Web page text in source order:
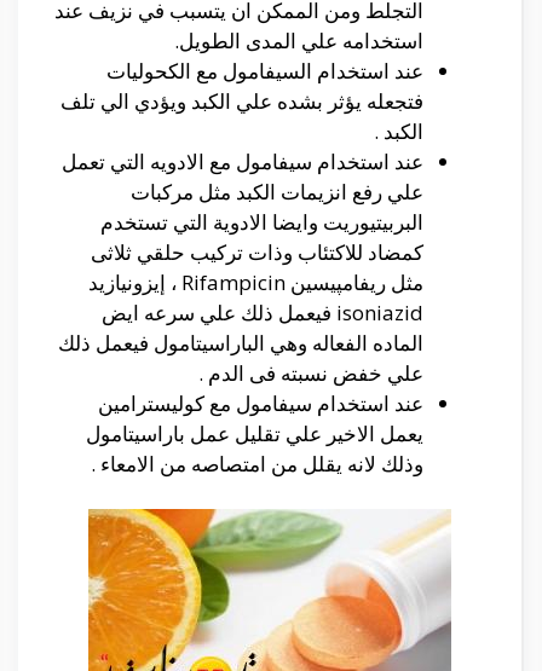
التجلط ومن الممكن ان يتسبب في نزيف عند
استخدامه علي المدى الطويل.
عند استخدام السيفامول مع الكحوليات
فتجعله يؤثر بشده علي الكبد ويؤدي الي تلف
الكبد .
عند استخدام سيفامول مع الادويه التي تعمل
علي رفع انزيمات الكبد مثل مركبات
البربيتيوريت وايضا الادوية التي تستخدم
كمضاد للاكتئاب وذات تركيب حلقي ثلاثى
مثل ريفامپيسين Rifampicin ، إيزونيازيد
isoniazid فيعمل ذلك علي سرعه ايض
الماده الفعاله وهي الباراسيتامول فيعمل ذلك
علي خفض نسبته فى الدم .
عند استخدام سيفامول مع كوليسترامين
يعمل الاخير علي تقليل عمل باراسيتامول
وذلك لانه يقلل من امتصاصه من الامعاء .